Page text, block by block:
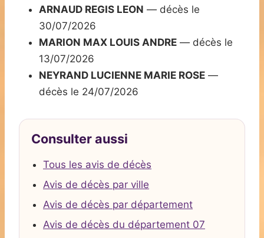
ARNAUD REGIS LEON — décès le
30/07/2026
MARION MAX LOUIS ANDRE — décès le
13/07/2026
NEYRAND LUCIENNE MARIE ROSE —
décès le 24/07/2026
Consulter aussi
Tous les avis de décès
Avis de décès par ville
Avis de décès par département
Avis de décès du département 07